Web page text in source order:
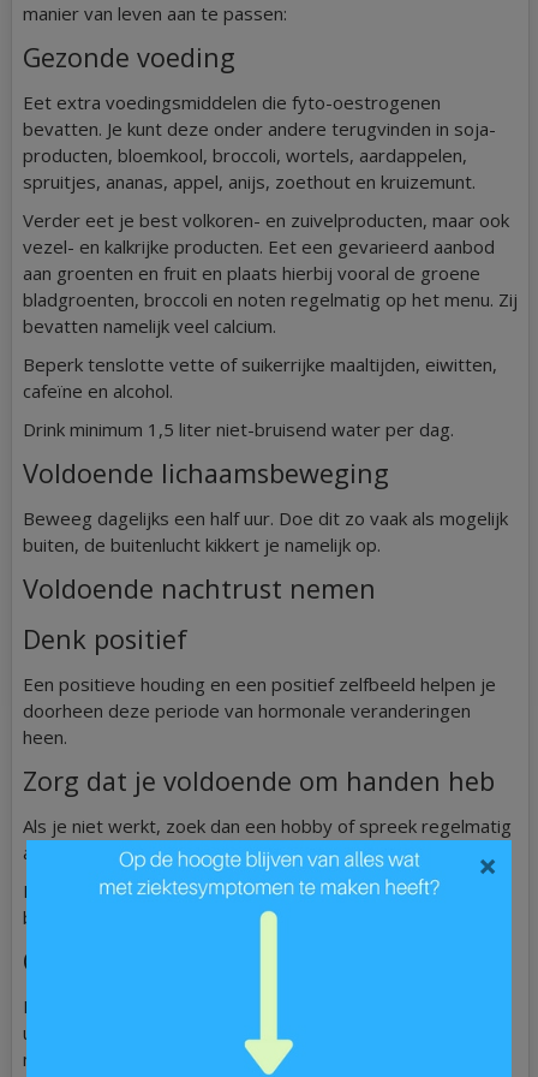
manier van leven aan te passen:
Gezonde voeding
Eet extra voedingsmiddelen die fyto-oestrogenen
bevatten. Je kunt deze onder andere terugvinden in soja-
producten, bloemkool, broccoli, wortels, aardappelen,
spruitjes, ananas, appel, anijs, zoethout en kruizemunt.
Verder eet je best volkoren- en zuivelproducten, maar ook
vezel- en kalkrijke producten. Eet een gevarieerd aanbod
aan groenten en fruit en plaats hierbij vooral de groene
bladgroenten, broccoli en noten regelmatig op het menu. Zij
bevatten namelijk veel calcium.
Beperk tenslotte vette of suikerrijke maaltijden, eiwitten,
cafeïne en alcohol.
Drink minimum 1,5 liter niet-bruisend water per dag.
Voldoende lichaamsbeweging
Beweeg dagelijks een half uur. Doe dit zo vaak als mogelijk
buiten, de buitenlucht kikkert je namelijk op.
Voldoende nachtrust nemen
Denk positief
Een positieve houding en een positief zelfbeeld helpen je
doorheen deze periode van hormonale veranderingen
heen.
Zorg dat je voldoende om handen heb
Als je niet werkt, zoek dan een hobby of spreek regelmatig
af met vrienden.
Bovenstaande adviezen komen in bijna elke specifieke
behandeling terug:
Omgaan met opvliegers
Draag verschillende laagjes kleding, zodat je iets kunt
uitdoen. Kies voor natuurlijke stoffen. Een blouse of trui
met knopen is comfortabeler dan een gesloten trui of shirt,
×